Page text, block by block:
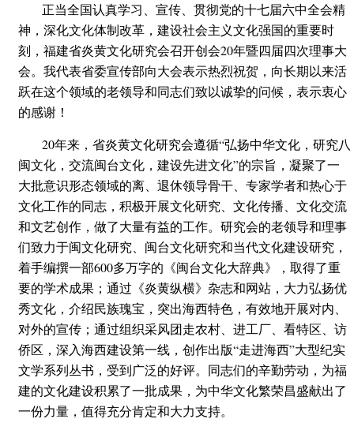
正当全国认真学习、宣传、贯彻党的十七届六中全会精
神，深化文化体制改革，建设社会主义文化强国的重要时
刻，福建省炎黄文化研究会召开创会20年暨四届四次理事大
会。我代表省委宣传部向大会表示热烈祝贺，向长期以来活
跃在这个领域的老领导和同志们致以诚挚的问候，表示衷心
的感谢！
20年来，省炎黄文化研究会遵循“弘扬中华文化，研究八
闽文化，交流闽台文化，建设先进文化”的宗旨，凝聚了一
大批意识形态领域的离、退休领导骨干、专家学者和热心于
文化工作的同志，积极开展文化研究、文化传播、文化交流
和文艺创作，做了大量有益的工作。研究会的老领导和理事
们致力于闽文化研究、闽台文化研究和当代文化建设研究，
着手编撰一部600多万字的《闽台文化大辞典》，取得了重
要的学术成果；通过《炎黄纵横》杂志和网站，大力弘扬优
秀文化，介绍民族瑰宝，突出海西特色，有效地开展对内、
对外的宣传；通过组织采风团走农村、进工厂、看特区、访
侨区，深入海西建设第一线，创作出版“走进海西”大型纪实
文学系列丛书，受到广泛的好评。同志们的辛勤劳动，为福
建的文化建设积累了一批成果，为中华文化繁荣昌盛献出了
一份力量，值得充分肯定和大力支持。